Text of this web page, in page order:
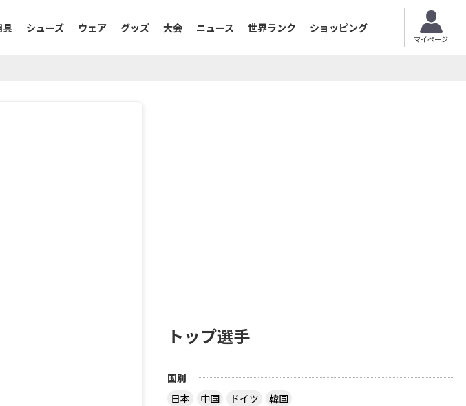
具 シューズ ウェア グッズ 大会 ニュース 世界ランク ショッピング
マイページ
トップ選手
国別
日本
中国 ドイツ
韓国